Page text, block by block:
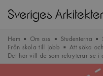
Hem Om oss Studenterna
Från skola till jobb
Att söka
Det här vill de som rekryterar se i